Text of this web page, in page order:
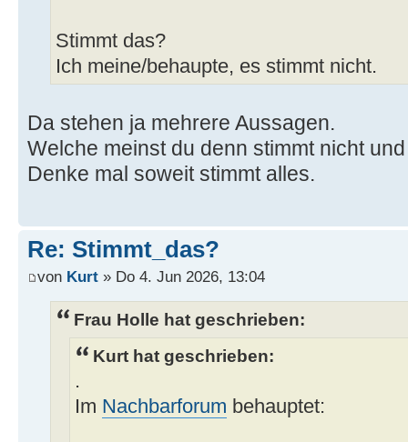
Stimmt das?
Ich meine/behaupte, es stimmt nicht.
Da stehen ja mehrere Aussagen.
Welche meinst du denn stimmt nicht
Denke mal soweit stimmt alles.
Re: Stimmt_das?
von Kurt » Do 4. Jun 2026, 13:04
Frau Holle hat geschrieben:
Kurt hat geschrieben:
.
Im Nachbarforum behauptet: